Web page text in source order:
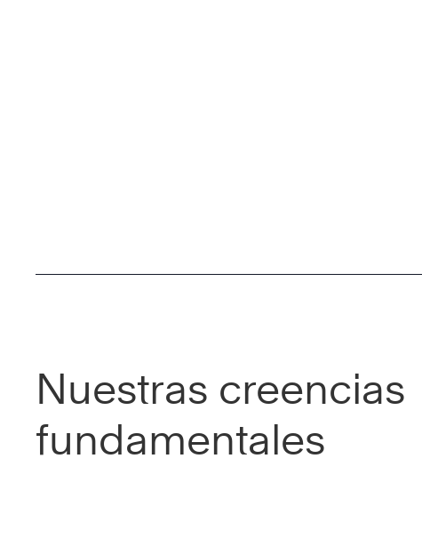
Nuestras creencias
fundamentales